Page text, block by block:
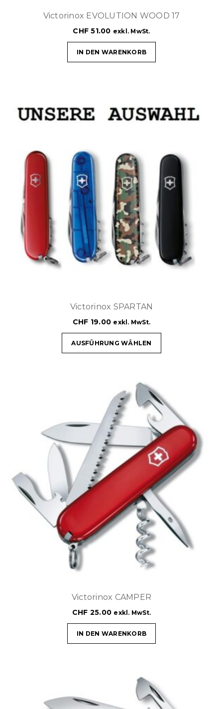
Victorinox EVOLUTION WOOD 17
CHF 51.00 exkl. MwSt.
IN DEN WARENKORB
Victorinox SPARTAN
CHF 19.00 exkl. MwSt.
AUSFÜHRUNG WÄHLEN
Victorinox CAMPER
CHF 25.00 exkl. MwSt.
IN DEN WARENKORB